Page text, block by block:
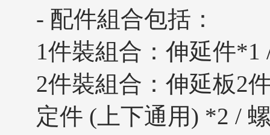
- 配件組合包括：
1件裝組合：伸延件*1
2件裝組合：伸延板2
定件 (上下通用) *2 /